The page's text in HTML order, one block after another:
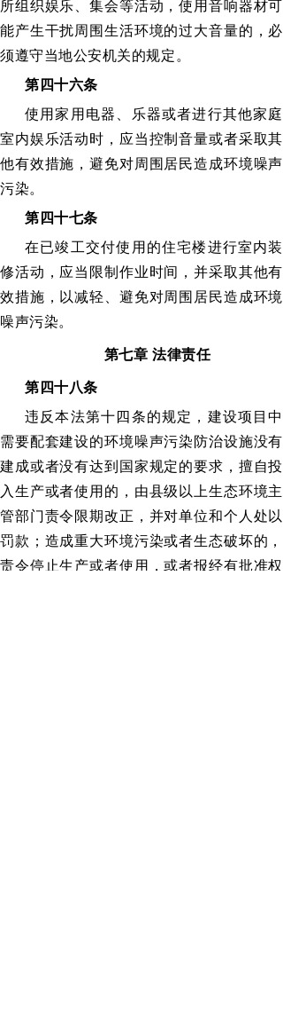
所组织娱乐、集会等活动，使用音响器材可
能产生干扰周围生活环境的过大音量的，必
须遵守当地公安机关的规定。
第四十六条
使用家用电器、乐器或者进行其他家庭
室内娱乐活动时，应当控制音量或者采取其
他有效措施，避免对周围居民造成环境噪声
污染。
第四十七条
在已竣工交付使用的住宅楼进行室内装
修活动，应当限制作业时间，并采取其他有
效措施，以减轻、避免对周围居民造成环境
噪声污染。
第七章 法律责任
第四十八条
违反本法第十四条的规定，建设项目中
需要配套建设的环境噪声污染防治设施没有
建成或者没有达到国家规定的要求，擅自投
入生产或者使用的，由县级以上生态环境主
管部门责令限期改正，并对单位和个人处以
罚款；造成重大环境污染或者生态破坏的，
责令停止生产或者使用，或者报经有批准权